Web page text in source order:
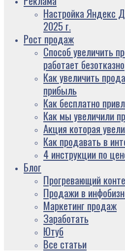
Настройка Яндекс
2025 г.
Рост продаж
Способ увеличить
работает безотказно
Как увеличить
прибыль
Как бесплатно
Как мы увеличили
Акция которая
Как продавать в
4 инструкции по
Блог
Прогревающий
Продажи в
Маркетинг продаж
Заработать
Ютуб
Все статьи